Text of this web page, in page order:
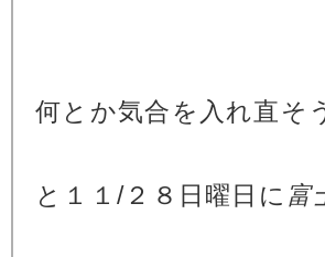
何とか気合を入れ直そ
と１１/２８日曜日に 富